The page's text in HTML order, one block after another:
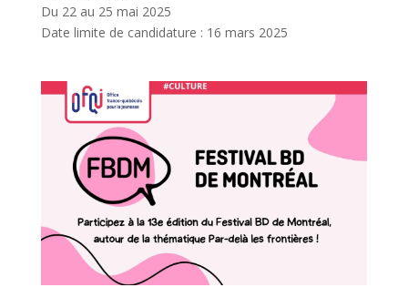
Du 22 au 25 mai 2025
Date limite de candidature : 16 mars 2025